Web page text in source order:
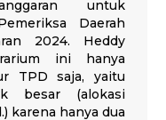
untuk
Daerah
2024. Heddy
ini hanya
TPD saja, yaitu
besar (alokasi
karena hanya dua